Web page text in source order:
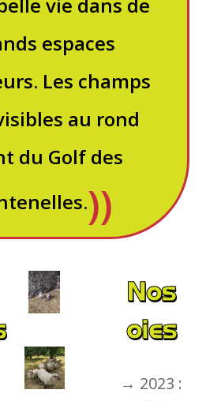
espaces
Les champs
au rond
du Golf des
Nos
oies
→ 2023 :